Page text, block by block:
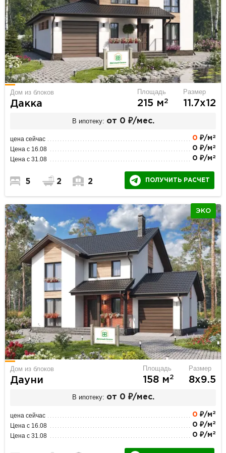
Дом из блоков
Дакка
Площадь
215 м2
Размер
11.7х12
В ипотеку: от 0 ₽/мес.
цена сейчас 0 ₽/м 2
Цена с 16.08 0 ₽/м 2
Цена с 31.08 0 ₽/м 2
5 2 2 ПОЛУЧИТЬ РАСЧЕТ
ЭКО
Дом из блоков
Дауни
Площадь
158 м2
Размер
8х9.5
В ипотеку: от 0 ₽/мес.
цена сейчас 0 ₽/м 2
Цена с 16.08 0 ₽/м 2
Цена с 31.08 0 ₽/м 2